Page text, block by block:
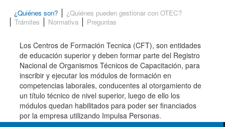
¿Quiénes son?
¿Quiénes pueden gestionar con OTEC?
Trámites
Normativa Preguntas
Los Centros de Formación Tecnica (CFT), son entidades
de educación superior y deben formar parte del Registro
Nacional de Organismos Técnicos de Capacitación, para
inscribir y ejecutar los módulos de formación en
competencias laborales, conducentes al otorgamiento de
un título técnico de nivel superior, luego de ello los
módulos quedan habilitados para poder ser financiados
por la empresa utilizando Impulsa Personas.